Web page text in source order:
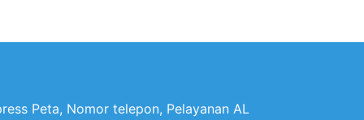
Peta, Nomor telepon, Pelayanan AL